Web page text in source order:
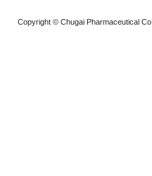
Copyright © Chugai Pharmaceutical